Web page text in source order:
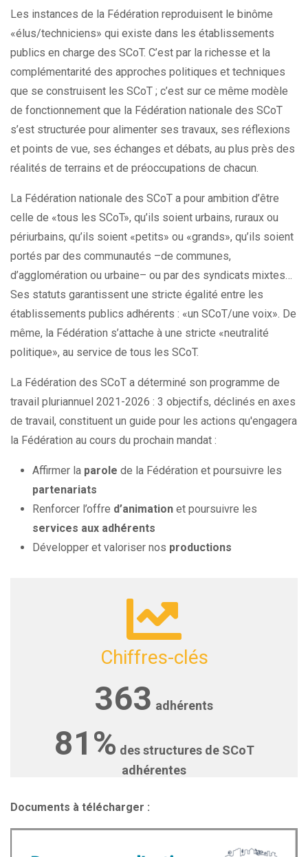
Les instances de la Fédération reproduisent le binôme
«élus/techniciens» qui existe dans les établissements
publics en charge des SCoT. C’est par la richesse et la
complémentarité des approches politiques et techniques
que se construisent les SCoT ; c’est sur ce même modèle
de fonctionnement que la Fédération nationale des SCoT
s’est structurée pour alimenter ses travaux, ses réflexions
et points de vue, ses échanges et débats, au plus près des
réalités de terrains et de préoccupations de chacun.
La Fédération nationale des SCoT a pour ambition d’être
celle de «tous les SCoT», qu’ils soient urbains, ruraux ou
périurbains, qu’ils soient «petits» ou «grands», qu’ils soient
portés par des communautés –de communes,
d’agglomération ou urbaine– ou par des syndicats mixtes…
Ses statuts garantissent une stricte égalité entre les
établissements publics adhérents : «un SCoT/une voix». De
même, la Fédération s’attache à une stricte «neutralité
politique», au service de tous les SCoT.
La Fédération des SCoT a déterminé son programme de
travail pluriannuel 2021-2026 : 3 objectifs, déclinés en axes
de travail, constituent un guide pour les actions qu'engagera
la Fédération au cours du prochain mandat :
Affirmer la parole de la Fédération et poursuivre les
partenariats
Renforcer l’offre d’animation et poursuivre les
services aux adhérents
Développer et valoriser nos productions
Chiffres-clés
363 adhérents
81% des structures de SCoT
adhérentes
Documents à télécharger :